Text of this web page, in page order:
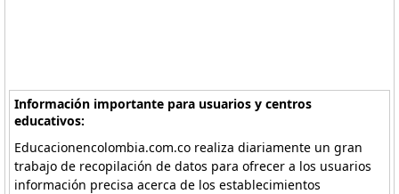
Información importante para usuarios y centros
educativos:
Educacionencolombia.com.co realiza diariamente un gran
trabajo de recopilación de datos para ofrecer a los usuarios
información precisa acerca de los establecimientos